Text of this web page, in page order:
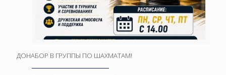
ДОНАБОР В ГРУППЫ ПО ШАХМАТАМ!